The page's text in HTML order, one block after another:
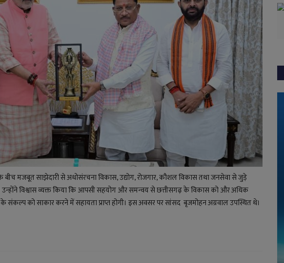
बीच मजबूत साझेदारी से अधोसंरचना विकास, उद्योग, रोजगार, कौशल विकास तथा जनसेवा से जुड़े
हैं। उन्होंने विश्वास व्यक्त किया कि आपसी सहयोग और समन्वय से छत्तीसगढ़ के विकास को और अधिक
को साकार करने में सहायता प्राप्त होगी। इस अवसर पर सांसद बृजमोहन अग्रवाल उपस्थित थे।